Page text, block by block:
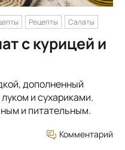
Рецепты Салаты
с курицей и
дополненный
и сухариками.
и питательным.
Комментарий